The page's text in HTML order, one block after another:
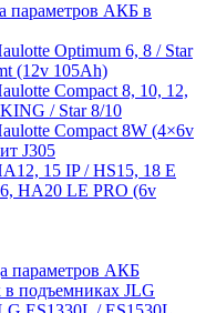
параметров АКБ в
Optimum 6, 8 / Star
(12v 105Ah)
Compact 8, 10, 12,
/ Star 8/10
Compact 8W (4×6v
J305
15 IP / HS15, 18 E
HA20 LE PRO (6v
параметров АКБ
подъемниках JLG